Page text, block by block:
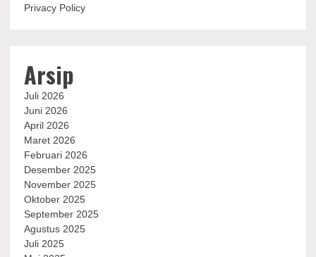
Privacy Policy
Arsip
Juli 2026
Juni 2026
April 2026
Maret 2026
Februari 2026
Desember 2025
November 2025
Oktober 2025
September 2025
Agustus 2025
Juli 2025